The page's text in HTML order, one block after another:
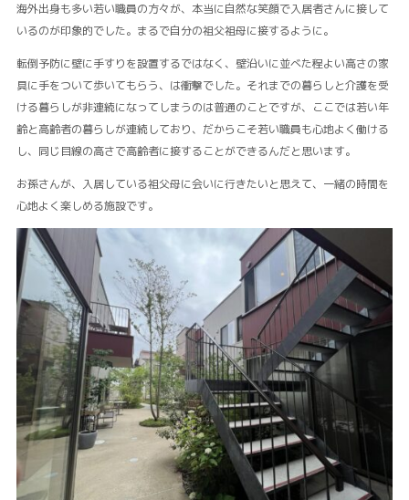
海外出身も多い若い職員の方々が、本当に自然な笑顔で入居者さんに接して
いるのが印象的でした。まるで自分の祖父祖母に接するように。
転倒予防に壁に手すりを設置するではなく、壁沿いに並べた程よい高さの家
具に手をついて歩いてもらう、は衝撃でした。それまでの暮らしと介護を受
ける暮らしが非連続になってしまうのは普通のことですが、ここでは若い年
齢と高齢者の暮らしが連続しており、だからこそ若い職員も心地よく働ける
し、同じ目線の高さで高齢者に接することができるんだと思います。
お孫さんが、入居している祖父母に会いに行きたいと思えて、一緒の時間を
心地よく楽しめる施設です。